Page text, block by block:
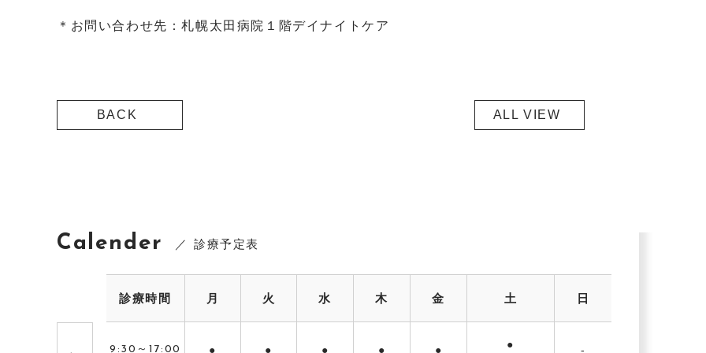
＊お問い合わせ先：札幌太田病院１階デイナイトケア
BACK ALL VIEW
Calender 診療予定表
診療時間 月 火 水 木 金 土 日
9:30～17:00 ● ● ● ● ● ● -